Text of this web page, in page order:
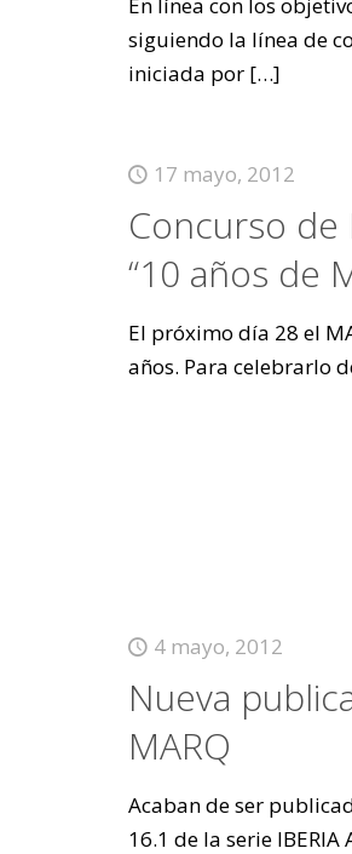
siguiendo la línea de
iniciada por[…]
17 mayo, 2012
Concurso de
“10 años de
El próximo día 28 el
años. Para celebrarlo
4 mayo, 2012
Nueva
MARQ
Acaban de ser
16.1 de la serie IBERIA